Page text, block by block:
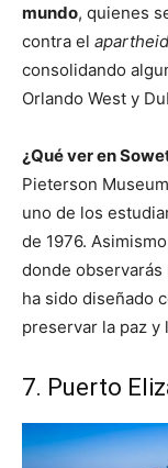
mundo, quienes
contra el apartheid
consolidando
Orlando West y
¿Qué ver en
Pieterson
uno de los
de 1976.
donde observarás
ha sido diseñado
preservar la paz y
7. Puerto